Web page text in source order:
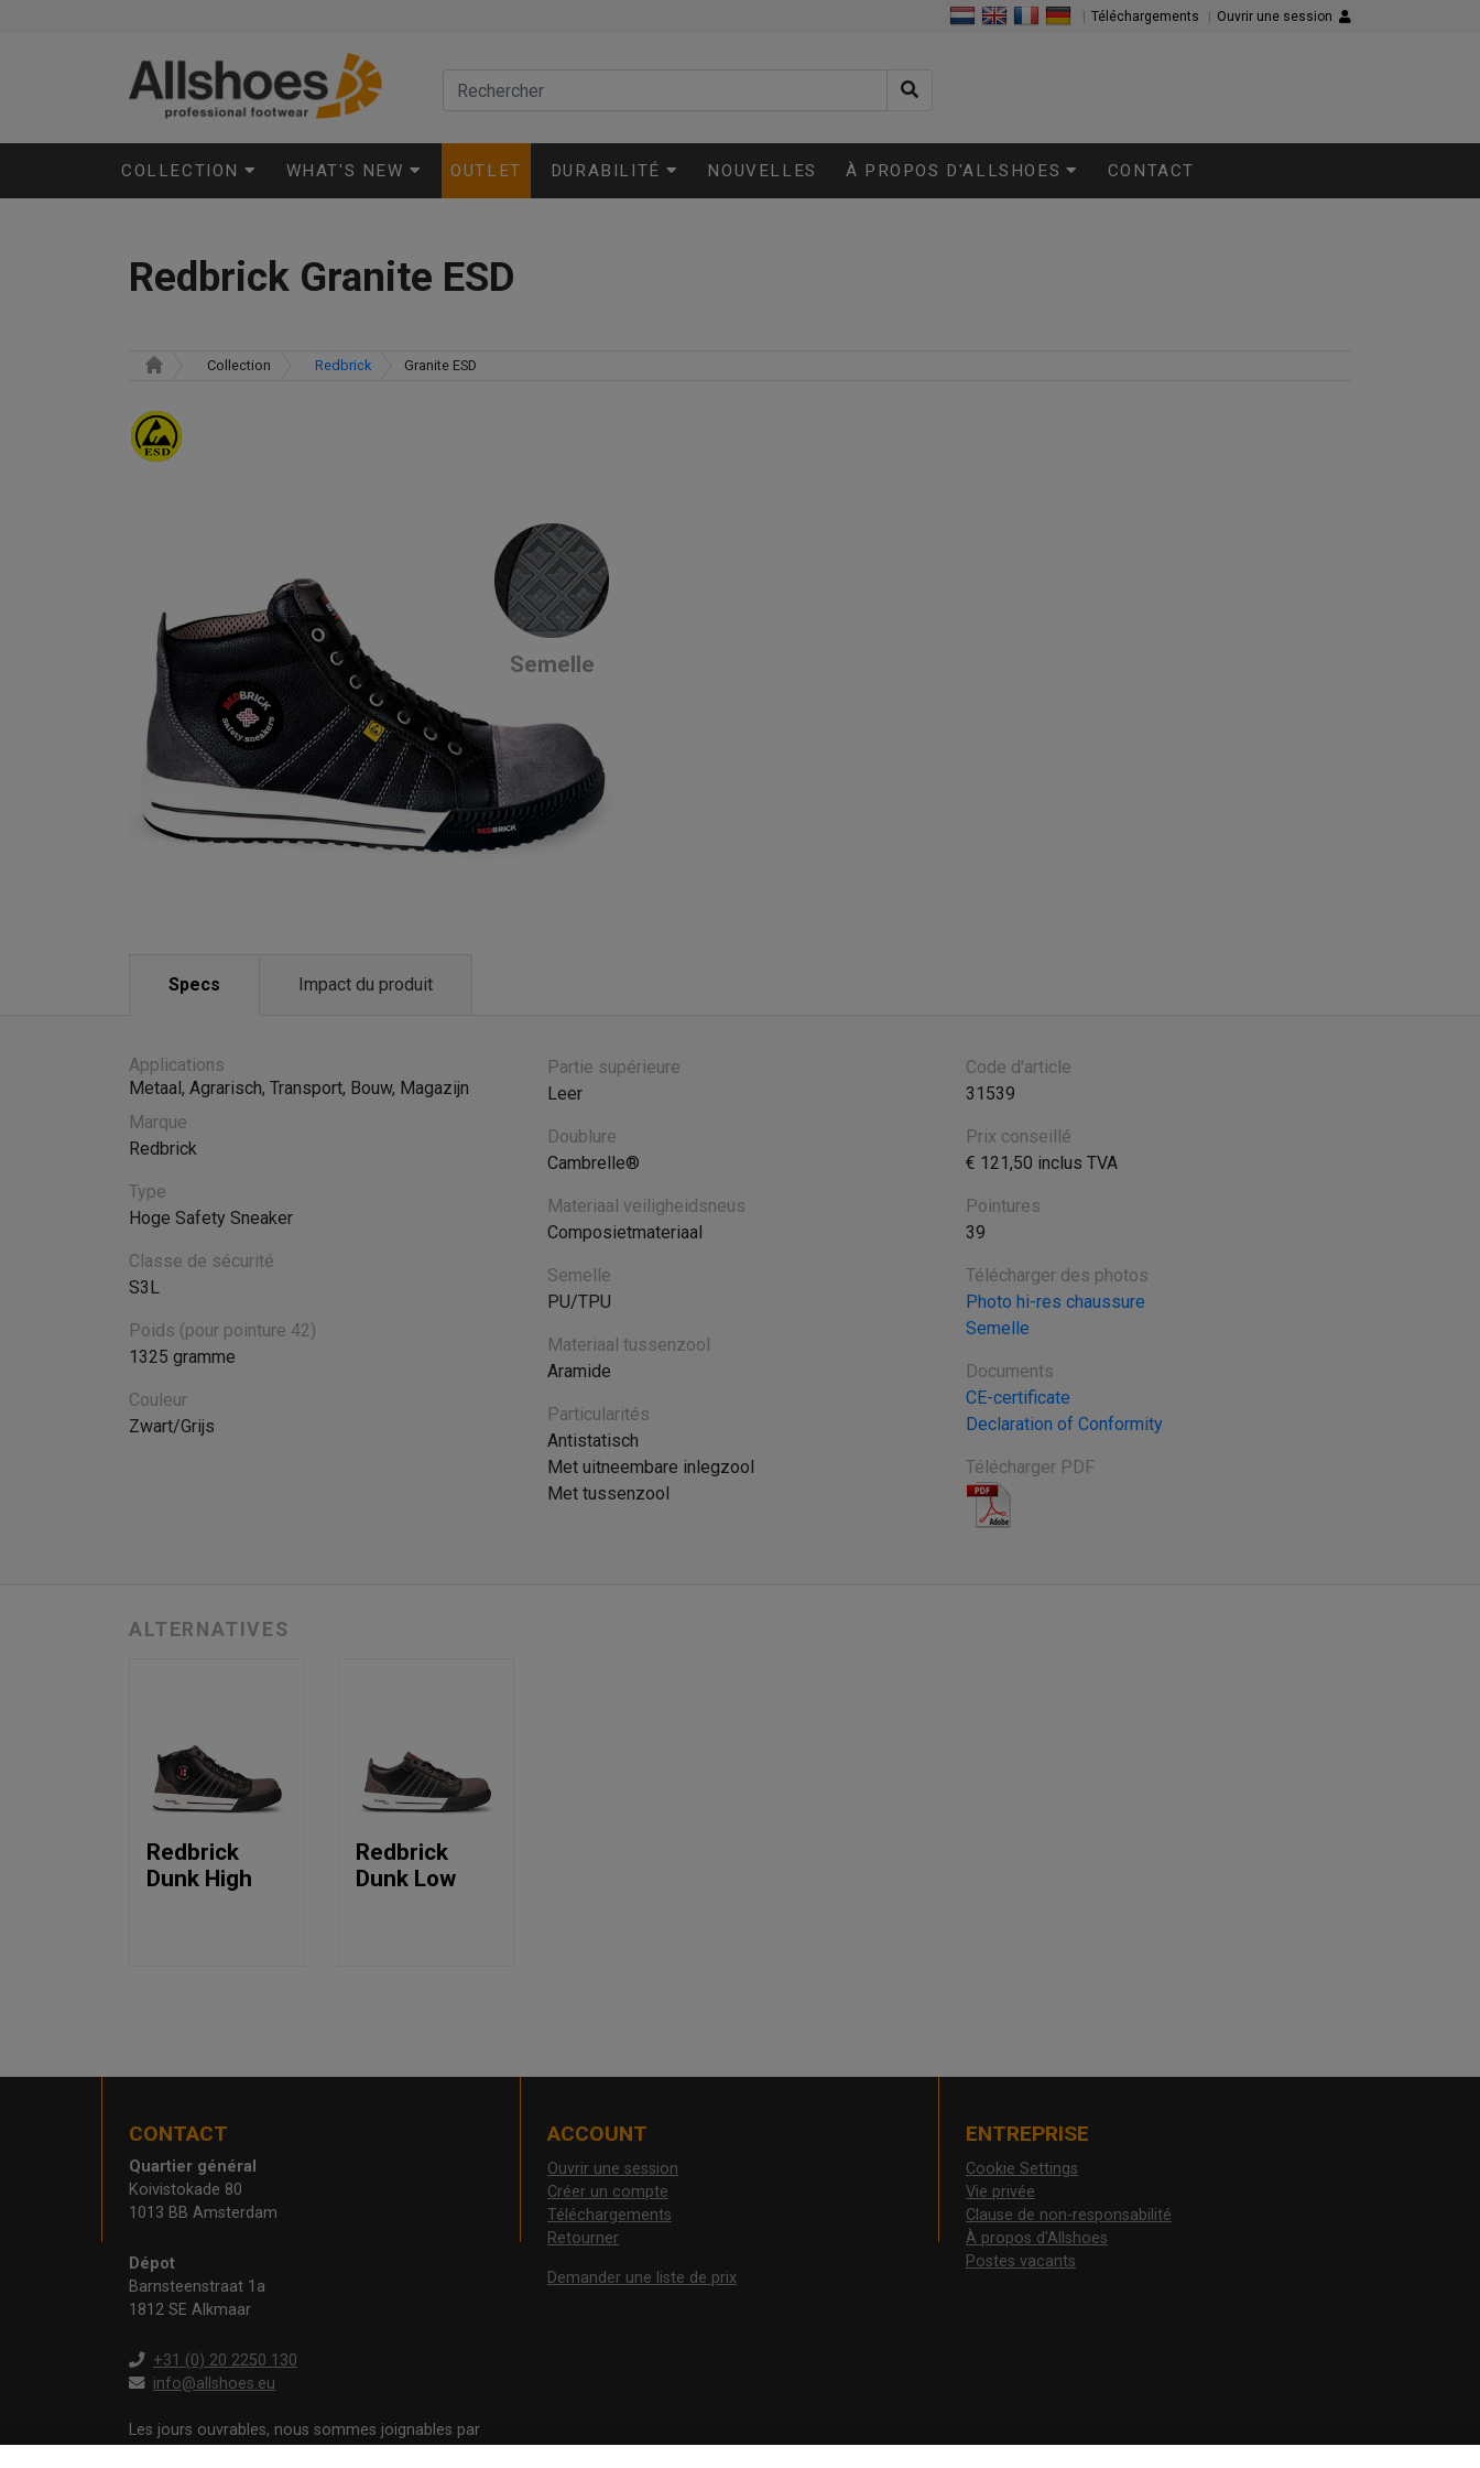
Ouvrir une session
Téléchargements
COLLECTION WHAT'S NEW OUTLET DURABILITÉ NOUVELLES À PROPOS D'ALLSHOES CONTACT
Redbrick Granite ESD
Collection Redbrick Granite ESD
Semelle
Specs Impact du produit
Applications
Metaal, Agrarisch, Transport, Bouw, Magazijn
Marque
Redbrick
Type
Hoge Safety Sneaker
Classe de sécurité
S3L
Poids (pour pointure 42)
1325 gramme
Couleur
Zwart/Grijs
Partie supérieure
Leer
Doublure
Cambrelle®
Materiaal veiligheidsneus
Composietmateriaal
Semelle
PU/TPU
Materiaal tussenzool
Aramide
Particularités
Antistatisch
Met uitneembare inlegzool
Met tussenzool
Code d'article
31539
Prix conseillé
€ 121,50 inclus TVA
Pointures
39
Télécharger des photos
Photo hi-res chaussure
Semelle
Documents
CE-certificate
Declaration of Conformity
Télécharger PDF
ALTERNATIVES
Redbrick
Dunk High
Redbrick
Dunk Low
CONTACT
Quartier général
Koivistokade 80
1013 BB Amsterdam
Dépot
Barnsteenstraat 1a
1812 SE Alkmaar
+31 (0) 20 2250 130
info@allshoes.eu
Les jours ouvrables, nous sommes joignables par
ACCOUNT
Ouvrir une session
Créer un compte
Téléchargements
Retourner
Demander une liste de prix
ENTREPRISE
Cookie Settings
Vie privée
Clause de non-responsabilité
À propos d'Allshoes
Postes vacants